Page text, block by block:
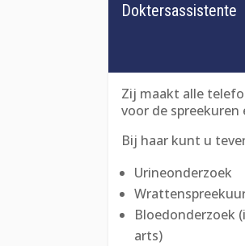
Doktersassistente
Zij maakt alle
voor de spreekuren
Bij haar kunt u
Urineonderzoek
Bloedonderzoek
arts)